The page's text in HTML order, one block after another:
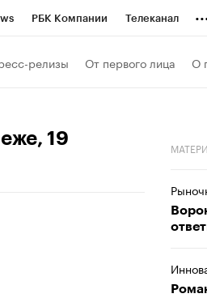
РБК Компании Телеканал
релизы От первого лица О
, 19